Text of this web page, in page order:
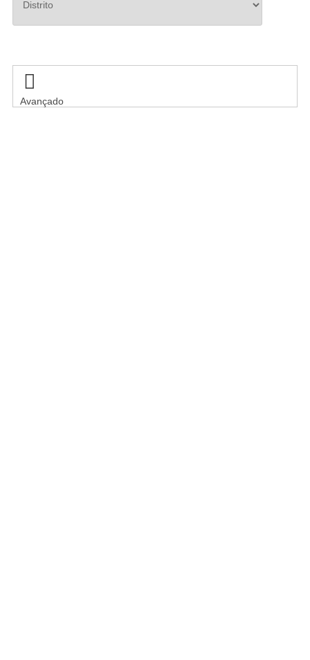

Avançado